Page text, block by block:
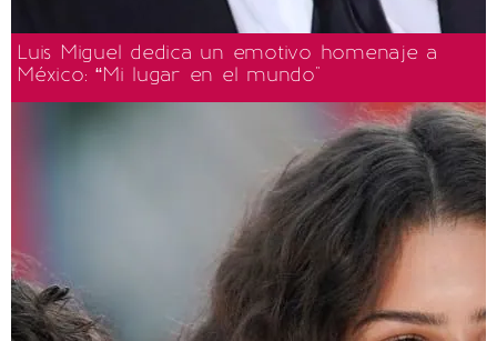
Luis Miguel dedica un emotivo homenaje a
México: “Mi lugar en el mundo"